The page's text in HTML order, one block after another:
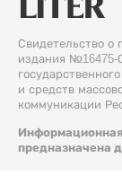
Свидетельство о
издания №16475-
и средств
коммуникации
предназначена